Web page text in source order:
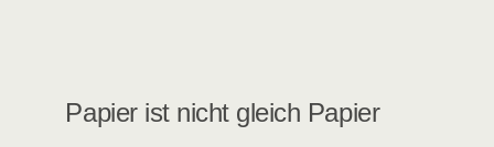
Papier ist nicht gleich Papier